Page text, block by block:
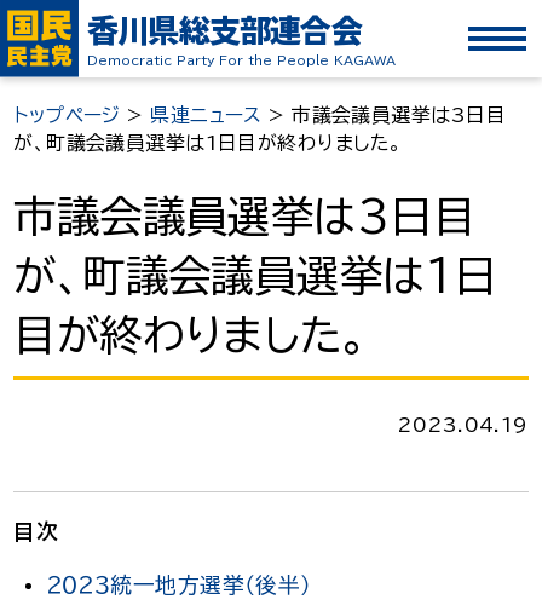
香川県総支部連合会
Democratic Party For the People KAGAWA
トップページ > 県連ニュース >市議会議員選挙は3日目
が、町議会議員選挙は1日目が終わりました。
市議会議員選挙は3日目
が、町議会議員選挙は1日
目が終わりました。
2023.04.19
目次
２０２３統一地方選挙（後半）